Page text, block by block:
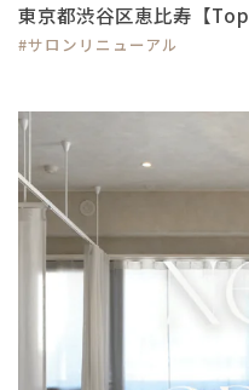
東京都渋谷区恵比寿【
#サロンリニューアル